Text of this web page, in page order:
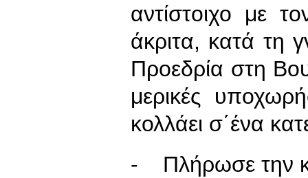
αντίστοιχο με
άκριτα, κατά τη
Προεδρία στη
μερικές
κολλάει σ΄ένα
- Πλήρωσε την